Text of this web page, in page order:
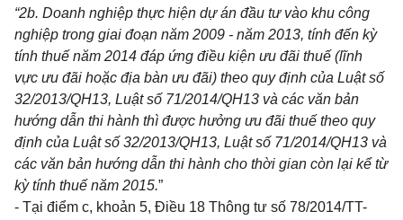
“2b. Doanh nghiệp thực hiện dự án đầu tư vào khu công
nghiệp trong giai đoạn năm 2009 - năm 2013, tính đến kỳ
tính thuế năm 2014 đáp ứng điều kiện ưu đãi thuế (lĩnh
vực ưu đãi hoặc địa bàn ưu đãi) theo quy định của Luật số
32/2013/QH13, Luật số 71/2014/QH13 và các văn bản
hướng dẫn thi hành thì được hưởng ưu đãi thuế theo quy
định của Luật số 32/2013/QH13, Luật số 71/2014/QH13 và
các văn bản hướng dẫn thi hành cho thời gian còn lại kểtừ
kỳ tính thuế năm 2015.”
- Tại điểm c, khoản 5, Điều 18 Thông tư số 78/2014/TT-